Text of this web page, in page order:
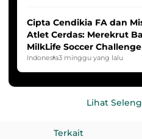
Cipta Cendikia FA dan
Atlet Cerdas: Merekrut
MilkLife Soccer
HYDROPLUS Soccer
Indonesia3 minggu yang lalu
Lihat
Terkait